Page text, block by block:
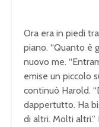
Ora era in piedi
piano. “Quanto è
nuovo me.
emise un piccolo
continuò Harold.
dappertutto. Ha
di altri. Molti altri.”